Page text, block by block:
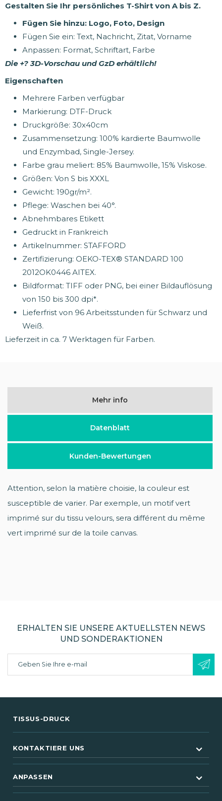
Gestalten Sie Ihr persönliches T-Shirt von A bis Z.
Fügen Sie hinzu: Logo, Foto, Design
Fügen Sie ein: Text, Nachricht, Zitat, Vorname
Anpassen: Format, Schriftart, Farbe
Die +? 3D-Vorschau und GzD erhältlich!
Eigenschaften
Mehrere Farben verfügbar
Markierung: DTF-Druck
Druckgröße: 30x40cm
Zusammensetzung: 100% kardierte Baumwolle
und Enzymbad, Single-Jersey.
Farbe grau meliert: 85% Baumwolle, 15% Viskose.
Größen: Von S bis XXXL
Gewicht: 190gr/m².
Pflege: Waschen bei 40°.
Abnehmbares Etikett
Gedruckt in Frankreich
Artikelnummer: STAFFORD
Zertifizierung: OEKO-TEX® STANDARD 100
2012OK0446 AITEX.
Bildformat: TIFF oder PNG, bei einer Bildauflösung
von 150 bis 300 dpi*.
Lieferfrist von 96 Arbeitsstunden für Schwarz und
Weiß.
Lieferzeit in ca. 7 Werktagen für Farben.
Mehr info
Datenblatt
Kunden-Bewertungen
Attention, selon la matière choisie, la couleur est
susceptible de varier. Par exemple, un motif vert
imprimé sur du tissu velours, sera différent du même
vert imprimé sur de la toile canvas.
ERHALTEN SIE UNSERE AKTUELLSTEN NEWS
UND SONDERAKTIONEN
TISSUS-DRUCK
KONTAKTIERE UNS
ANPASSEN